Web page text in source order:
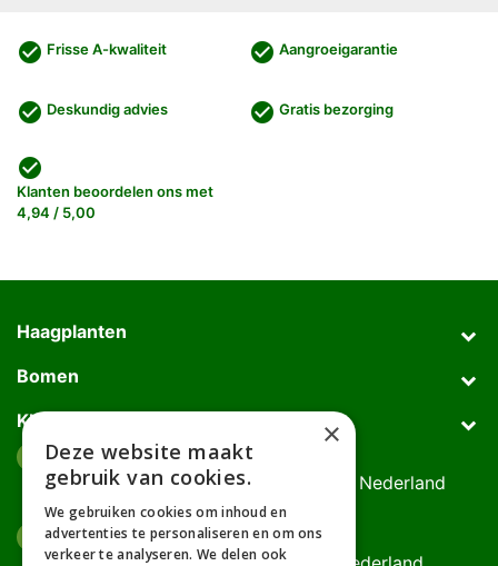
check_circle Frisse A-kwaliteit check_circle Aangroeigarantie
check_circle Deskundig advies check_circle Gratis bezorging
check_circle
Klanten beoordelen ons met
4,94 / 5,00
Haagplanten
Bomen
Klantenservice
Afhaaladres
Deurningerweg 50, 7623 AH Borne, Nederland
(op afspraak!)
Kantooradres
×
Deze website maakt
gebruik van cookies.
We gebruiken cookies om inhoud en
advertenties te personaliseren en om ons
verkeer te analyseren. We delen ook